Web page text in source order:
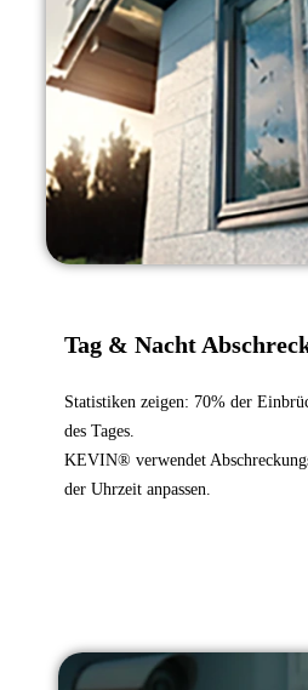
Tag & Nacht
Statistiken zeigen: 70% der
des Tages.
KEVIN® verwendet
der Uhrzeit anpassen.